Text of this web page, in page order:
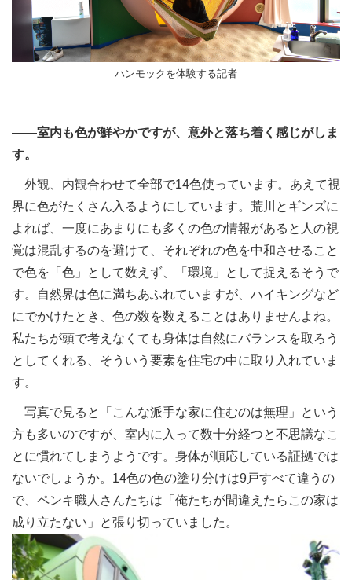
ハンモックを体験する記者
――室内も色が鮮やかですが、意外と落ち着く感じがしま
す。
外観、内観合わせて全部で14色使っています。あえて視
界に色がたくさん入るようにしています。荒川とギンズに
よれば、一度にあまりにも多くの色の情報があると人の視
覚は混乱するのを避けて、それぞれの色を中和させること
で色を「色」として数えず、「環境」として捉えるそうで
す。自然界は色に満ちあふれていますが、ハイキングなど
にでかけたとき、色の数を数えることはありませんよね。
私たちが頭で考えなくても身体は自然にバランスを取ろう
としてくれる、そういう要素を住宅の中に取り入れていま
す。
写真で見ると「こんな派手な家に住むのは無理」という
方も多いのですが、室内に入って数十分経つと不思議なこ
とに慣れてしまうようです。身体が順応している証拠では
ないでしょうか。14色の色の塗り分けは9戸すべて違うの
で、ペンキ職人さんたちは「俺たちが間違えたらこの家は
成り立たない」と張り切っていました。